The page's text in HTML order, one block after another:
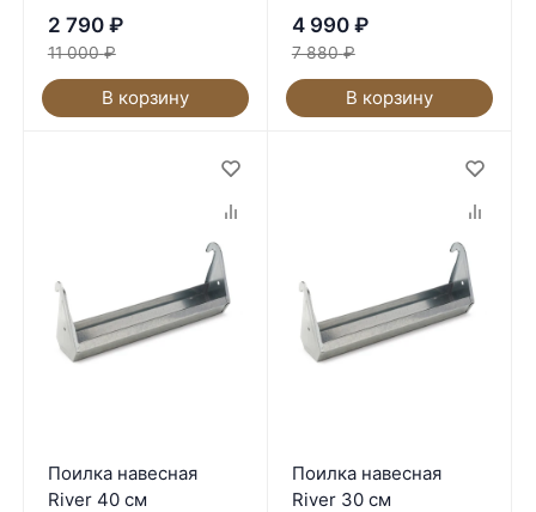
2 790 ₽
11 000 ₽
В корзину
4 990 ₽
7 880 ₽
В корзину
Поилка навесная
River 40 см
Поилка навесная
River 30 см